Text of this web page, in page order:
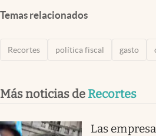
Temas relacionados
Recortes política fiscal gasto
Más noticias de Recortes
Las